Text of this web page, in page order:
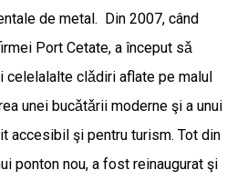
de metal. Din 2007, când
Port Cetate, a început sǎ
clǎdiri aflate pe malul
unei bucǎtǎrii moderne şi a unui
accesibil şi pentru turism. Tot din
ponton nou, a fost reinaugurat şi